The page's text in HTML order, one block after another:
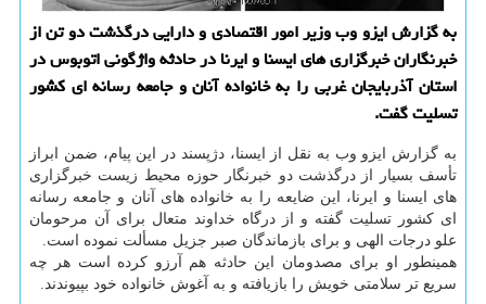
به گزارش ایزو وب وزیر امور اقتصادی و دارایی درگذشت دو تن از
خبرنگاران خبرگزاری های ایسنا و ایرنا در حادثه واژگونی اتوبوس در
استان آذربایجان غربی را به خانواده آنان و جامعه رسانه ای کشور
تسلیت گفت.
به گزارش ایزو وب به نقل از ایسنا، دژپسند در این پیام، ضمن ابراز
تأسف بسیار از درگذشت دو خبرنگار حوزه محیط زیست خبرگزاری
های ایسنا و ایرنا، این ضایعه را به خانواده های آنان و جامعه رسانه
ای کشور تسلیت گفته و از درگاه خداوند متعال برای آن مرحومان
علو درجات الهی و برای بازماندگان صبر جزیل مسألت نموده است.
همینطور او برای مصدومان این حادثه هم آرزو کرده است هر چه
سریع تر سلامتی خویش را بازیافته و به آغوش خانواده خود بپیوندند.